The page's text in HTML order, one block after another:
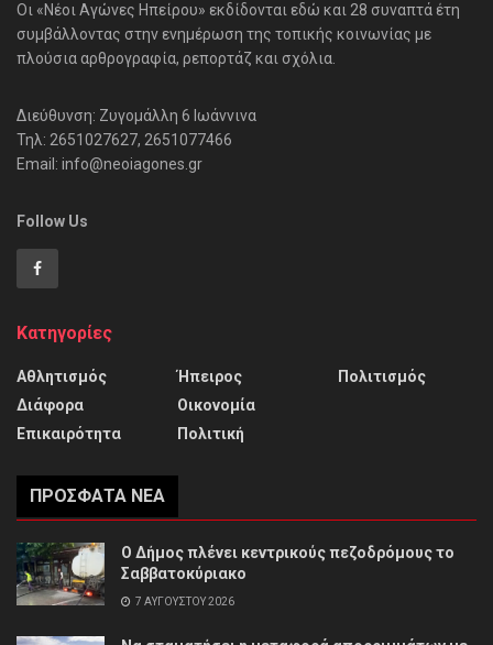
Οι «Νέοι Αγώνες Ηπείρου» εκδίδονται εδώ και 28 συναπτά έτη
συμβάλλοντας στην ενημέρωση της τοπικής κοινωνίας με
πλούσια αρθρογραφία, ρεπορτάζ και σχόλια.
Διεύθυνση: Ζυγομάλλη 6 Ιωάννινα
Τηλ: 2651027627, 2651077466
Email: info@neoiagones.gr
Follow Us
Κατηγορίες
Αθλητισμός
Διάφορα
Επικαιρότητα
Ήπειρος
Οικονομία
Πολιτική
Πολιτισμός
ΠΡΌΣΦΑΤΑ ΝΈΑ
Ο Δήμος πλένει κεντρικούς πεζοδρόμους το
Σαββατοκύριακο
7 ΑΥΓΟΎΣΤΟΥ 2026